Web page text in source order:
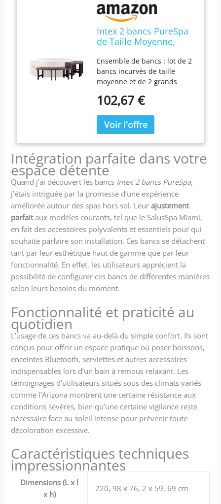
Intex 2 bancs PureSpa
de Taille Moyenne,
spas Hors Sol pour 4
Personnes (Accessoire
Uniquement)
Ensemble de bancs : lot de 2
bancs incurvés de taille
moyenne et de 2 grands
assise et un rangement
Compatible avec les spas 4
personnes : décoratif et
fonctionnel, compatible avec
les modèles de spa ronds 4
personnes de 195,6 cm de
diamètre Plusieurs profils :
41,9 cm de hauteur moyenne
et 59,7 cm de hauteur créent
un profil confortable sans
dépasser votre zone. Ajoutez
comme petit banc ou
connectez plusieurs pour
une terrasse entièrement
environnante Capacité de
158,8 kg : la capacité de
poids de 158,8 kg rend
chaque banc durable et
articles ou pour s'asseoir
Durable : matériau résistant
et une durabilité durables ;
poids léger et robuste :
matériau PP avec inhibiteurs
d'UV
102,67 €
Intégration parfaite dans votre
espace détente
Quand j’ai découvert les bancs Intex 2 bancs PureSpa,
j’étais intriguée par la promesse d’une expérience
améliorée autour des spas hors sol. Leurajustement
parfaitaux modèles courants, tel que le SalusSpa Miami,
en fait des accessoires polyvalents et essentiels pour qui
souhaite parfaire son installation. Ces bancs se détachent
tant par leur esthétique haut de gamme que par leur
fonctionnalité. En effet, les utilisateurs apprécient la
possibilité de configurer ces bancs de différentes manières
selon leurs besoins du moment.
Fonctionnalité et praticité au
quotidien
L’usage de ces bancs va au-delà du simple confort. Ils sont
conçus pour offrir un espace pratique où poser boissons,
enceintes Bluetooth, serviettes et autres accessoires
indispensables lors d’un bain à remous relaxant. Les
témoignages d’utilisateurs situés sous des climats variés
comme l’Arizona montrent une certaine résistance aux
conditions sévères, bien qu’une certaine vigilance reste
nécessaire face au soleil intense pour prévenir toute
décoloration excessive.
Caractéristiques techniques
impressionnantes
Dimensions (L x l
x h)
220, 98 x 76, 2 x 59, 69 cm